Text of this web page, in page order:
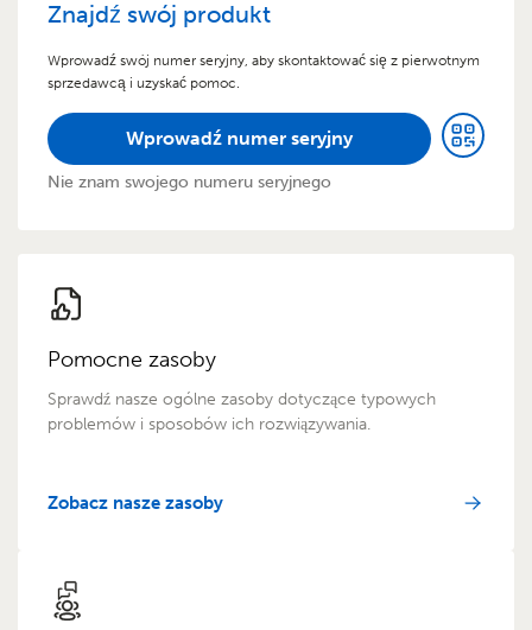
Znajdź swój produkt
Wprowadź swój numer seryjny, aby skontaktować się z pierwotnym
sprzedawcą i uzyskać pomoc.
Wprowadź numer seryjny
Nie znam swojego numeru seryjnego
Pomocne zasoby
Sprawdź nasze ogólne zasoby dotyczące typowych
problemów i sposobów ich rozwiązywania.
Zobacz nasze zasoby